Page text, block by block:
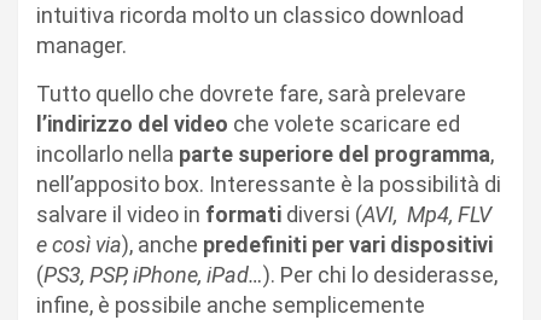
intuitiva ricorda molto un classico download
manager.
Tutto quello che dovrete fare, sarà prelevare
l’indirizzo del video che volete scaricare ed
incollarlo nella parte superiore del programma,
nell’apposito box. Interessante è la possibilità di
salvare il video in formati diversi (AVI, Mp4, FLV
e così via), anche predefiniti per vari dispositivi
(PS3, PSP, iPhone, iPad…). Per chi lo desiderasse,
infine, è possibile anche semplicemente